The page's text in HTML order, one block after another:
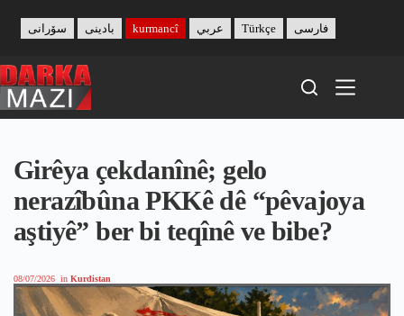
content
بادینی سۆرانی kurmancî عربي Türkçe فارسی
Girêya çekdanînê; gelo
nerazîbûna PKKê dê “pêvajoya
aştiyê” ber bi teqînê ve bibe?
08/07/2026 in Kurdistan